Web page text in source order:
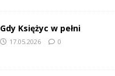
Gdy Księżyc w pełni
17.05.2026 0